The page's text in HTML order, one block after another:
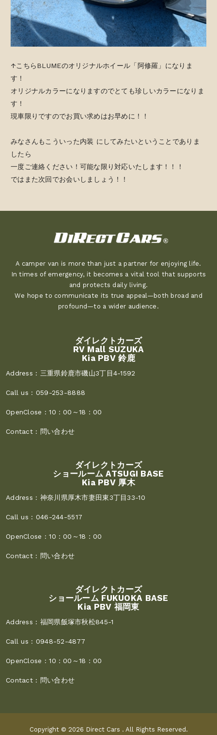
↑こちらBLUMEのオリジナルホイール「阿修羅」になりま
す！
オリジナルカラーになりますのでとても珍しいカラーになりま
す！
現車限りですのでお買い求めはお早めに！！
みなさんもこういった内装 にしてみたいということでありま
したら
一度ご連絡ください！可能な限り対応いたします！！！
ではまた次回でお会いしましょう！！
A camper van is more than just a partner for enjoying life.
In times of emergency, it becomes a vital tool that supports
and protects daily living.
We hope to communicate its true appeal—both broad and
profound—to a wider audience.
ダイレクトカーズ
RV Mall SUZUKA
Kia PBV 鈴鹿
Address : 三重県鈴鹿市磯山3丁目4-1592
Call us : 059-253-8888
OpenClose :10：00～18：00
Contact : 問い合わせ
ダイレクトカーズ
ショールーム ATSUGI BASE
Kia PBV 厚木
Address : 神奈川県厚木市妻田東3丁目33-10
Call us : 046-244-5517
OpenClose :10：00～18：00
Contact : 問い合わせ
ダイレクトカーズ
ショールーム FUKUOKA BASE
Kia PBV 福岡東
Address : 福岡県飯塚市秋松845-1
Call us : 0948-52-4877
OpenClose :10：00～18：00
Contact : 問い合わせ
Copyright © 2026 Direct Cars . All Rights Reserved.